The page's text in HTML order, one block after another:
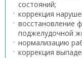
состояний;
коррекция
восстановление
поджелудочной
нормализацию
коррекция